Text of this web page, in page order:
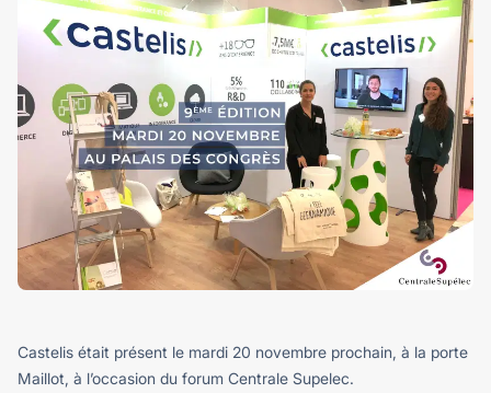
Castelis était présent le mardi 20 novembre prochain, à la porte
Maillot, à l’occasion du forum Centrale Supelec.